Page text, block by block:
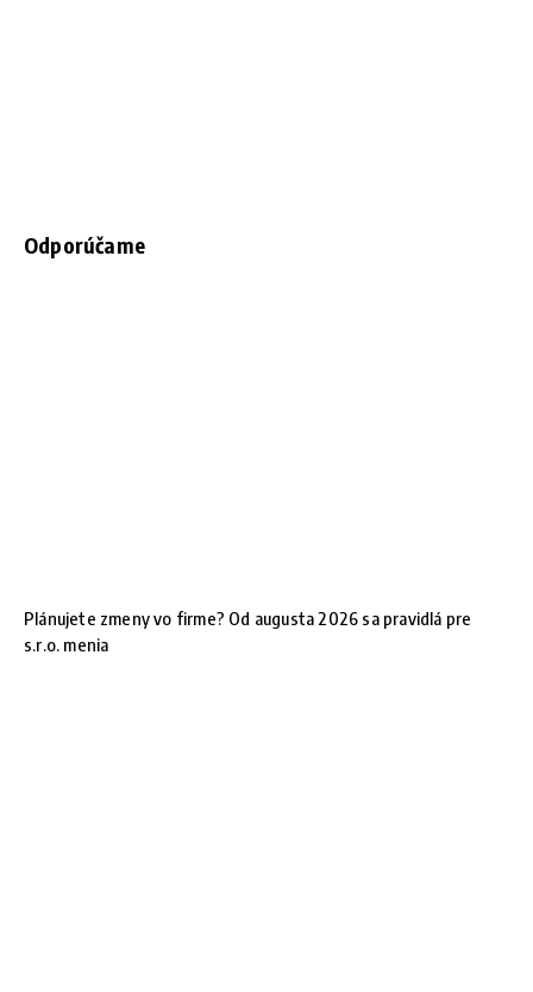
Odporúčame
Plánujete zmeny vo firme? Od augusta 2026 sa pravidlá pre
s.r.o. menia